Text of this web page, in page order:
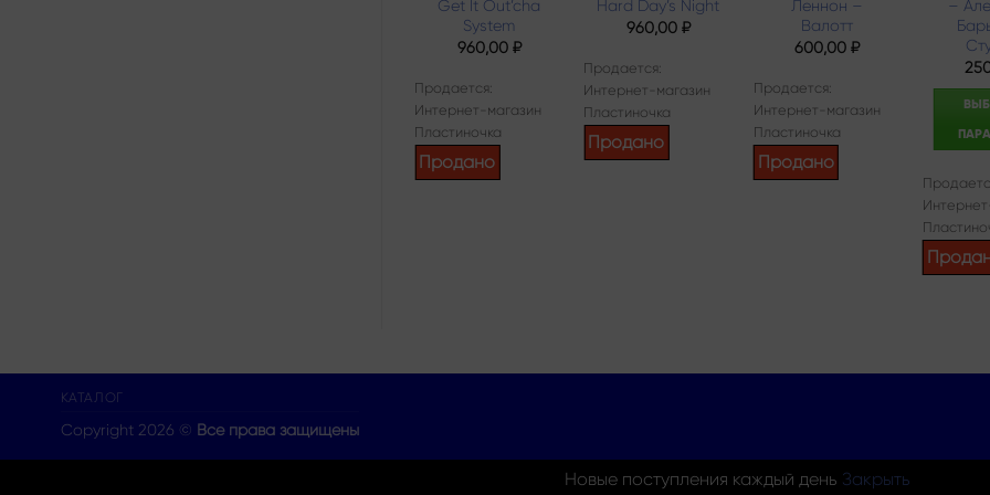
Get It Out’cha
System
960,00 ₽
Продается:
Интернет-магазин
Пластиночка
Продано
Hard Day’s Night
960,00 ₽
Продается:
Интернет-магазин
Пластиночка
Продано
Леннон –
Валотт
600,00 ₽
Продается:
Интернет-магазин
Пластиночка
Продано
–
КАТАЛОГ
Copyright 2026 © Все права защищены
Новые поступления каждый день Закрыть